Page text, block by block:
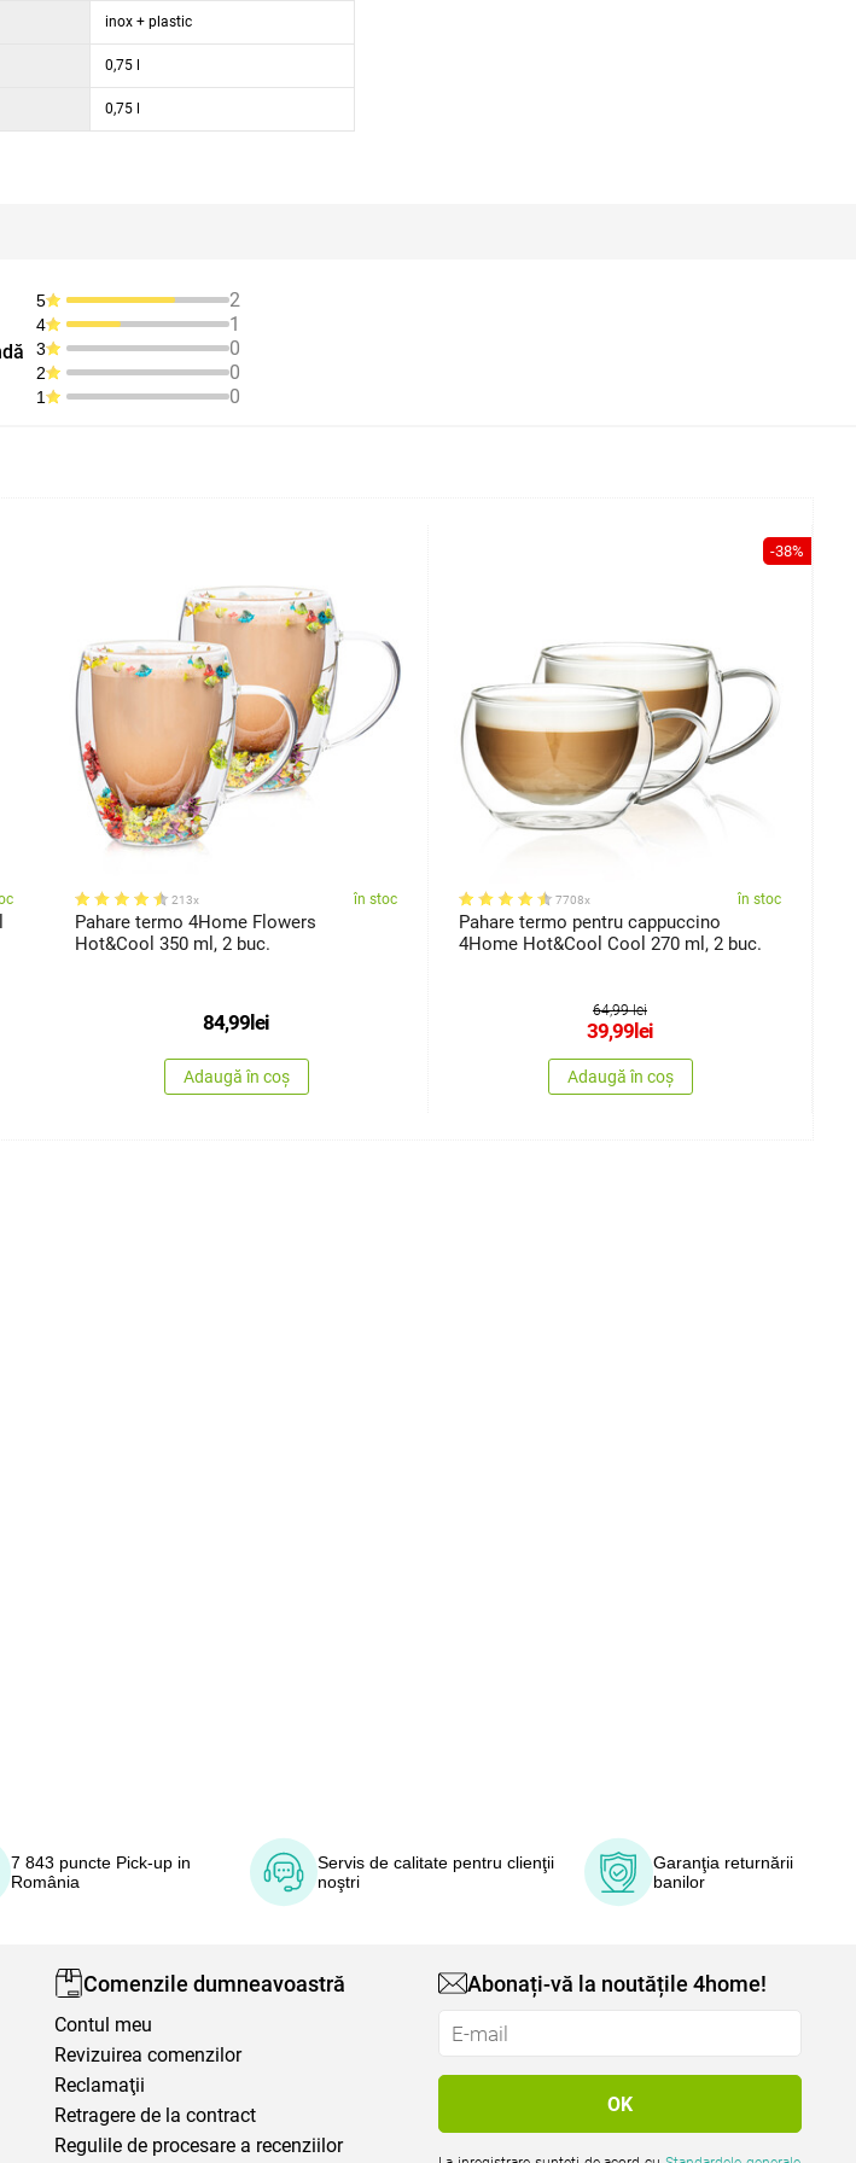
inox + plastic
0,75 l
0,75 l
5 2
4 1
3 0
2 0
1 0
213x în stoc
Pahare termo 4Home Flowers
Hot&Cool 350 ml, 2 buc.
84,99lei
Adaugă în coș
-38%
7708x în stoc
Pahare termo pentru cappuccino
4Home Hot&Cool Cool 270 ml, 2 buc.
64,99 lei
39,99lei
Adaugă în coș
7 843 puncte Pick-up in
România
Servis de calitate pentru clienţii
noştri
Garanţia returnării
banilor
Comenzile dumneavoastră
Contul meu
Revizuirea comenzilor
Reclamaţii
Retragere de la contract
Regulile de procesare a recenziilor
Abonați-vă la noutățile 4home!